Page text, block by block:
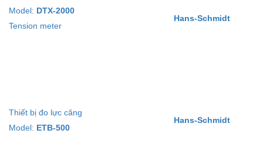
Model: DTX-2000
Tension meter
Hans-Schmidt
Thiết bị đo lực căng
Model: ETB-500
Hans-Schmidt